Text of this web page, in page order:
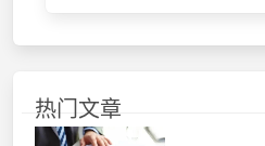
热门文章